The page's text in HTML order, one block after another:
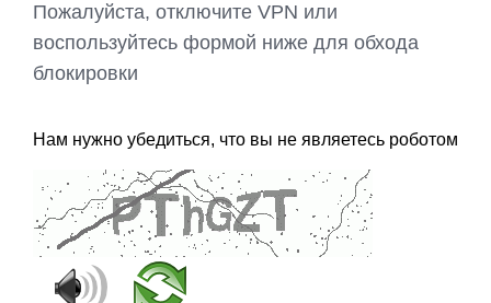
Пожалуйста, отключите VPN или
воспользуйтесь формой ниже для обхода
блокировки
Нам нужно убедиться, что вы не являетесь роботом